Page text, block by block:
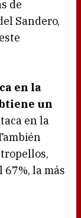
de
Sandero,
en la
un
en la
la más